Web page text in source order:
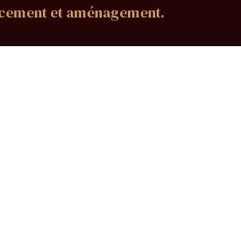
et aménagement.